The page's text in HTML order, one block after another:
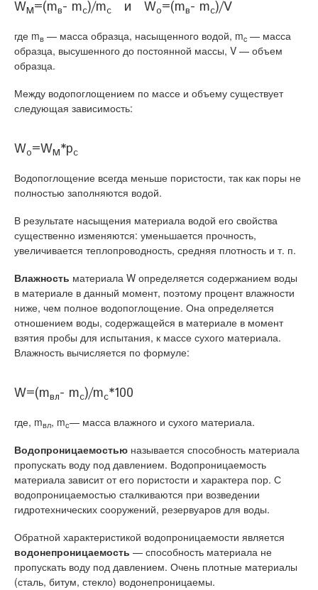
WM=(mв- mc)/mc и Wo=(mв- mc)/V
где mв — масса образца, насыщенного водой, mc — масса
образца, высушенного до постоянной массы, V — объем
образца.
Между водопоглощением по массе и объему существует
следующая зависимость:
Wo=WM*pc
Водопоглощение всегда меньше пористости, так как поры не
полностью заполняются водой.
В результате насыщения материала водой его свойства
существенно изменяются: уменьшается прочность,
увеличивается теплопроводность, средняя плотность и т. п.
Влажность материала W определяется содержанием воды
в материале в данный момент, поэтому процент влажности
ниже, чем полное водопоглощение. Она определяется
отношением воды, содержащейся в материале в момент
взятия пробы для испытания, к массе сухого материала.
Влажность вычисляется по формуле:
W=(mвл- mc)/mc*100
где, mвл, mс— масса влажного и сухого материала.
Водопроницаемостью называется способность материала
пропускать воду под давлением. Водопроницаемость
материала зависит от его пористости и характера пор. С
водопроницаемостью сталкиваются при возведении
гидротехнических сооружений, резервуаров для воды.
Обратной характеристикой водопроницаемости является
водонепроницаемость — способность материала не
пропускать воду под давлением. Очень плотные материалы
(сталь, битум, стекло) водонепроницаемы.